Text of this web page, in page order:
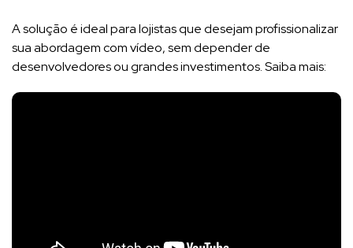
A solução é ideal para lojistas que desejam profissionalizar
sua abordagem com vídeo, sem depender de
desenvolvedores ou grandes investimentos. Saiba mais: